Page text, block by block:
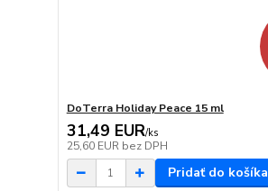
DoTerra Holiday Peace 15 ml
31,49 EUR/ks
25,60 EUR bez DPH
Pridať do košíka